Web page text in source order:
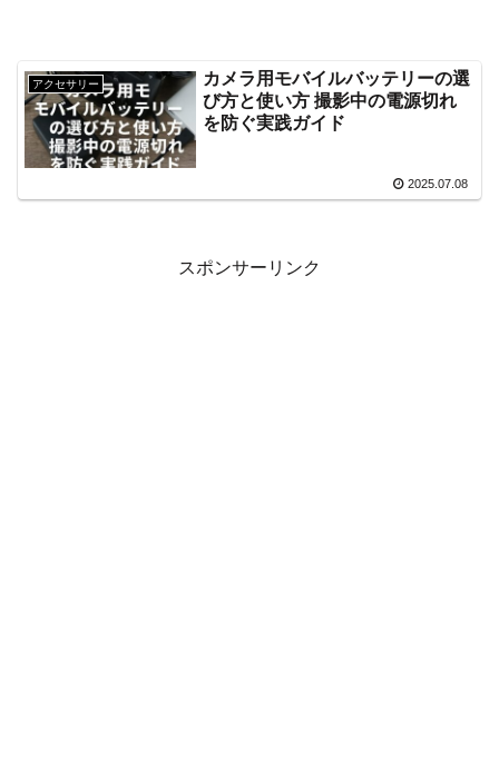
アクセサリー
カメラ用モバイルバッテリーの選
び方と使い方 撮影中の電源切れ
を防ぐ実践ガイド
2025.07.08
スポンサーリンク